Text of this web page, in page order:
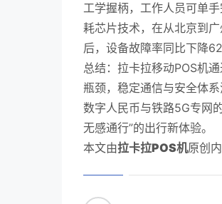
工学握柄，工作人员可单
耗芯片技术，在从北京到
后，设备故障率同比下降
总结：拉卡拉移动POS机
瓶颈，稳定通信与安全体
数字人民币与铁路5G专网
无感通行”的出行新体验。
本文由拉卡拉POS机原创